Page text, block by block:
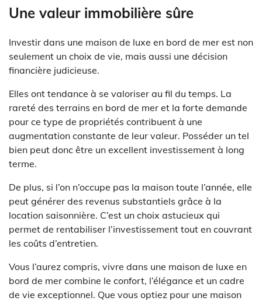
Une valeur immobilière sûre
Investir dans une maison de luxe en bord de mer est non
seulement un choix de vie, mais aussi une décision
financière judicieuse.
Elles ont tendance à se valoriser au fil du temps. La
rareté des terrains en bord de mer et la forte demande
pour ce type de propriétés contribuent à une
augmentation constante de leur valeur. Posséder un tel
bien peut donc être un excellent investissement à long
terme.
De plus, si l’on n’occupe pas la maison toute l’année, elle
peut générer des revenus substantiels grâce à la
location saisonnière. C’est un choix astucieux qui
permet de rentabiliser l’investissement tout en couvrant
les coûts d’entretien.
Vous l’aurez compris, vivre dans une maison de luxe en
bord de mer combine le confort, l’élégance et un cadre
de vie exceptionnel. Que vous optiez pour une maison